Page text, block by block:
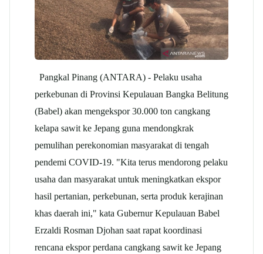
Pangkal Pinang (ANTARA) - Pelaku usaha
perkebunan di Provinsi Kepulauan Bangka Belitung
(Babel) akan mengekspor 30.000 ton cangkang
kelapa sawit ke Jepang guna mendongkrak
pemulihan perekonomian masyarakat di tengah
pendemi COVID-19. "Kita terus mendorong pelaku
usaha dan masyarakat untuk meningkatkan ekspor
hasil pertanian, perkebunan, serta produk kerajinan
khas daerah ini," kata Gubernur Kepulauan Babel
Erzaldi Rosman Djohan saat rapat koordinasi
rencana ekspor perdana cangkang sawit ke Jepang